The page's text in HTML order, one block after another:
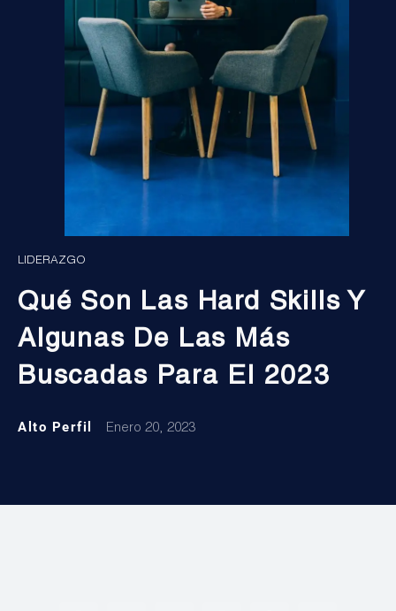
LIDERAZGO
Qué Son Las Hard Skills Y
Algunas De Las Más
Buscadas Para El 2023
Alto Perfil Enero 20, 2023